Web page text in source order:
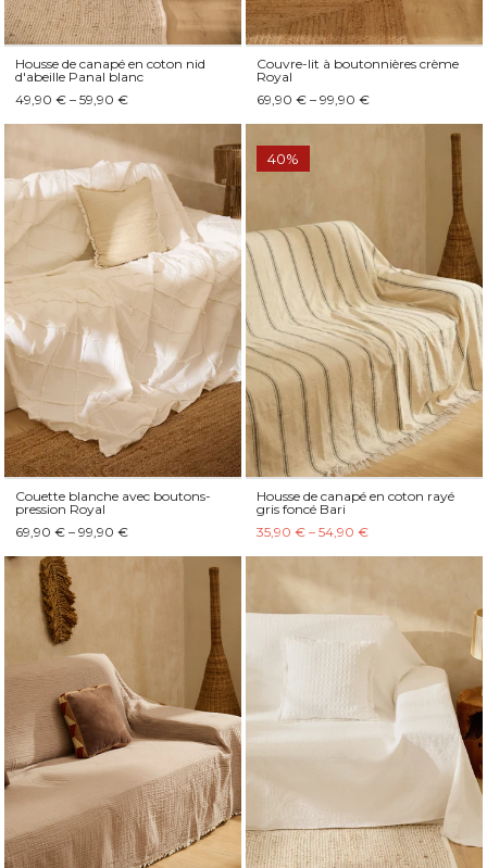
Housse de canapé en coton nid
d'abeille Panal blanc
49,90 € – 59,90 €
Couvre-lit à boutonnières crème
Royal
69,90 € – 99,90 €
Couette blanche avec boutons-
pression Royal
69,90 € – 99,90 €
40%
Housse de canapé en coton rayé
gris foncé Bari
35,90 € – 54,90 €